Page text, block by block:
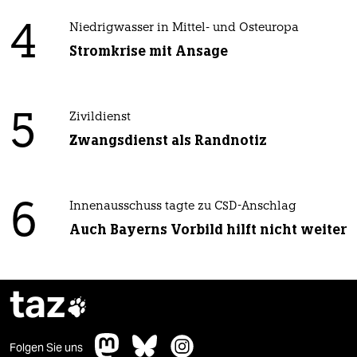
4 Niedrigwasser in Mittel- und Osteuropa
Stromkrise mit Ansage
5 Zivildienst
Zwangsdienst als Randnotiz
6 Innenausschuss tagte zu CSD-Anschlag
Auch Bayerns Vorbild hilft nicht weiter
taz
Folgen Sie uns